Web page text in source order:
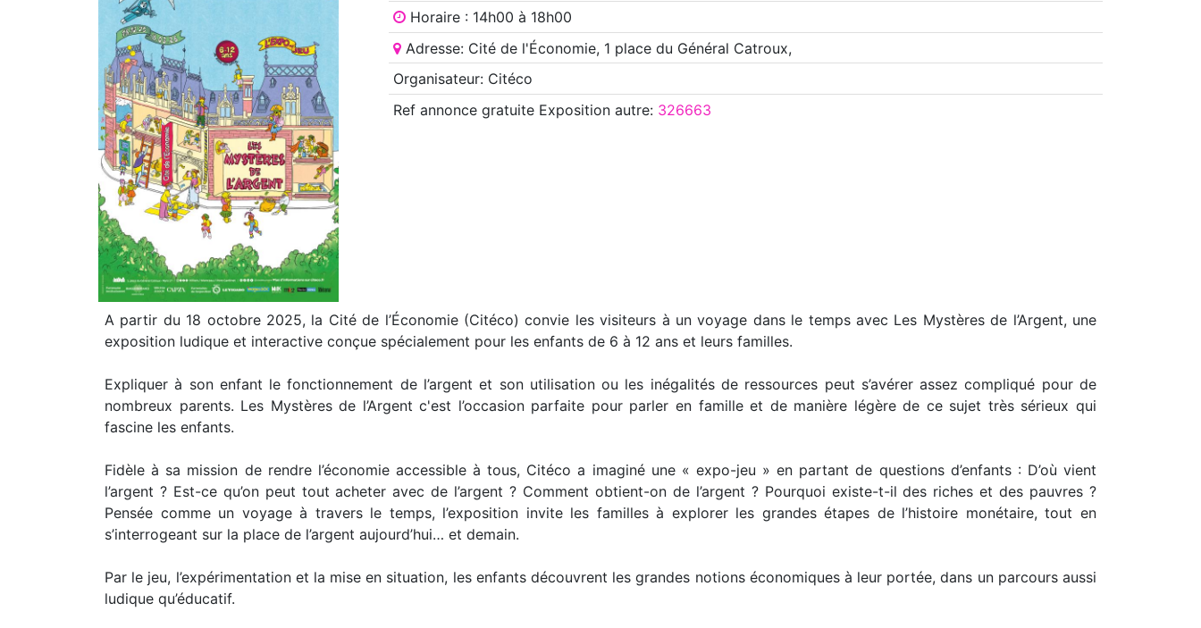
Horaire : 14h00 à 18h00
Adresse: Cité de l'Économie, 1 place du Général Catroux,
Organisateur: Citéco
Ref annoncegratuite Exposition autre: 326663
A partir du 18 octobre 2025, la Cité de l’Économie (Citéco) convie les visiteurs à un voyage dans le temps avec Les Mystères de l’Argent, une
exposition ludique et interactive conçue spécialement pour les enfants de 6 à 12 ans et leurs familles.
Expliquer à son enfant le fonctionnement de l’argent et son utilisation ou les inégalités de ressources peut s’avérer assez compliqué pour de
nombreux parents. Les Mystères de l’Argent c'est l’occasion parfaite pour parler en famille et de manière légère de ce sujet très sérieux qui
fascine les enfants.
Fidèle à sa mission de rendre l’économie accessible à tous, Citéco a imaginé une « expo-jeu » en partant de questions d’enfants : D’où vient
l’argent ? Est-ce qu’on peut tout acheter avec de l’argent ? Comment obtient-on de l’argent ? Pourquoi existe-t-il des riches et des pauvres ?
Pensée comme un voyage à travers le temps, l’exposition invite les familles à explorer les grandes étapes de l’histoire monétaire, tout en
s’interrogeant sur la place de l’argent aujourd’hui… et demain.
Par le jeu, l’expérimentation et la mise en situation, les enfants découvrent les grandes notions économiques à leur portée, dans un parcours aussi
ludique qu’éducatif.